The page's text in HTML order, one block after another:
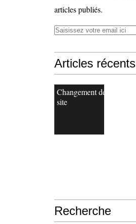
articles publiés.
Articles récents
Changement de
site
Recherche